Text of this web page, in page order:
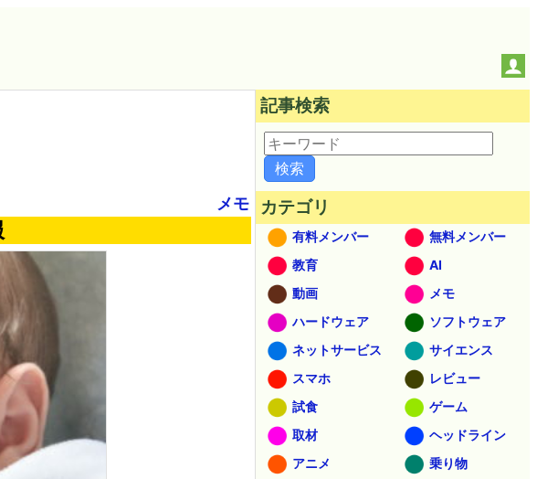
メモ
記事検索
カテゴリ
有料メンバー
無料メンバー
教育
AI
動画
メモ
ハードウェア
ソフトウェア
ネットサービス
サイエンス
スマホ
レビュー
試食
ゲーム
取材
ヘッドライン
アニメ
乗り物